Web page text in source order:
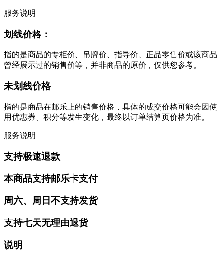
服务说明
划线价格：
指的是商品的专柜价、吊牌价、指导价、正品零售价或该商品
曾经展示过的销售价等，并非商品的原价，仅供您参考。
未划线价格
指的是商品在邮乐上的销售价格，具体的成交价格可能会因使
用优惠券、积分等发生变化，最终以订单结算页价格为准。
服务说明
支持极速退款
本商品支持邮乐卡支付
周六、周日不支持发货
支持七天无理由退货
说明